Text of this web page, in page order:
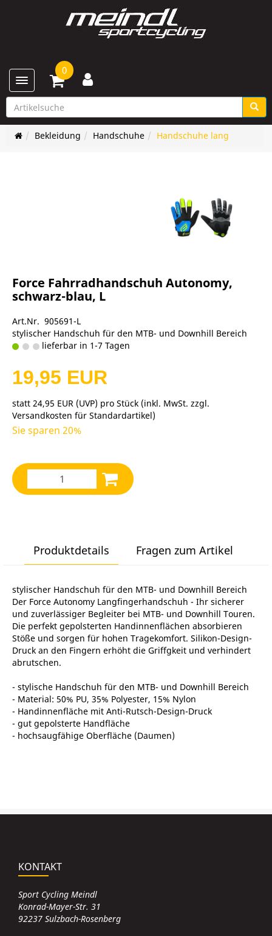
Toggle navigation
0
Bekleidung Handschuhe Handschuhe lang
Force Fahrradhandschuh Autonomy,
schwarz-blau, L
Art.Nr. 905691-L
stylischer Handschuh für den MTB- und Downhill Bereich
lieferbar in 1-7 Tagen
19,95 EUR
statt 24,95 EUR (UVP) pro Stück (inkl. MwSt. zzgl.
Versandkosten für Standardartikel)
Sie sparen 20%
Produktdetails Fragen zum Artikel
stylischer Handschuh für den MTB- und Downhill Bereich
Der Force Autonomy Langfingerhandschuh - Ihr sicherer
und zuverlässiger Begleiter bei MTB- und Downhill Touren.
Die perfekt gepolsterten Handinnenflächen absorbieren
Stöße und sorgen für hohen Tragekomfort. Silikon-Design-
Druck an den Fingern erhöht die Griffgkeit und verhindert
abrutschen.
- stylische Handschuh für den MTB- und Downhill Bereich
- Material: 50% PU, 35% Polyester, 15% Nylon
- Handinnenfläche mit Anti-Rutsch-Design-Druck
- gut gepolsterte Handfläche
- hochsaugfähige Oberfläche (Daumen)
KONTAKT
Sport Cycling Meindl
Konrad-Mayer-Str. 31
92237 Sulzbach-Rosenberg